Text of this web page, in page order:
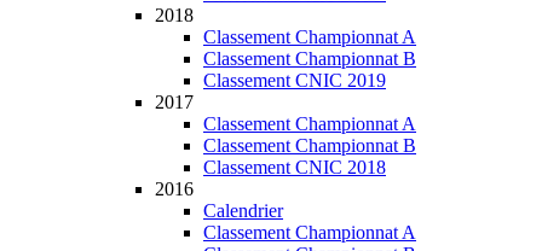
2018
Classement Championnat A
Classement Championnat B
Classement CNIC 2019
2017
Classement Championnat A
Classement Championnat B
Classement CNIC 2018
2016
Calendrier
Classement Championnat A